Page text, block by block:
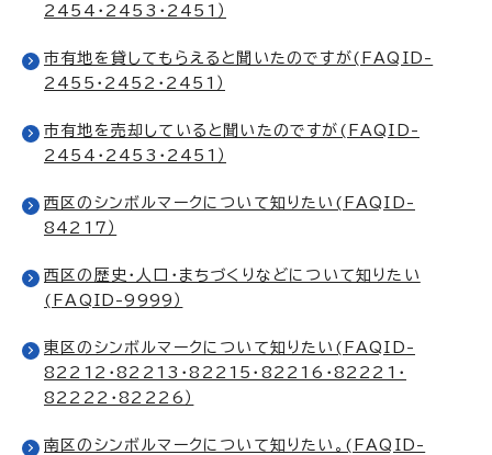
2454・2453・2451）
市有地を貸してもらえると聞いたのですが(FAQID-
2455・2452・2451）
市有地を売却していると聞いたのですが(FAQID-
2454・2453・2451）
西区のシンボルマークについて知りたい(FAQID-
84217）
西区の歴史・人口・まちづくりなどについて知りたい
(FAQID-9999）
東区のシンボルマークについて知りたい(FAQID-
82212・82213・82215・82216・82221・
82222・82226）
南区のシンボルマークについて知りたい。(FAQID-